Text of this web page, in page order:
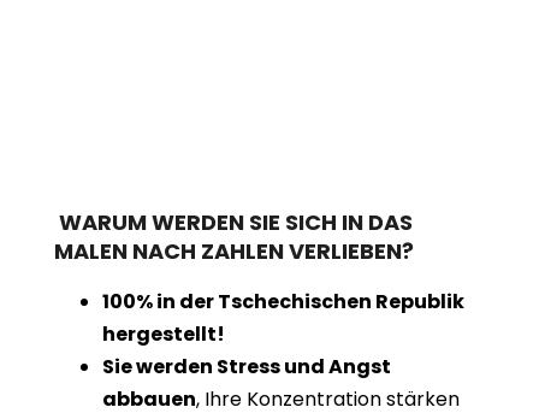
WARUM WERDEN SIE SICH IN DAS
MALEN NACH ZAHLEN VERLIEBEN?
100% in der Tschechischen Republik
hergestellt!
Sie werden Stress und Angst
abbauen, Ihre Konzentration stärken